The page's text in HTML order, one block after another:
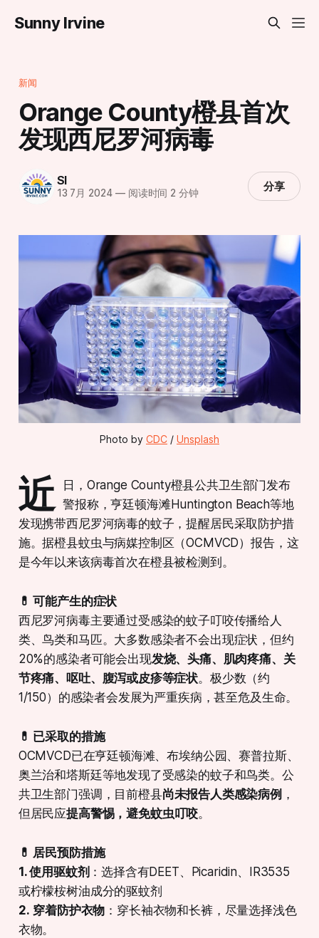
Sunny Irvine
新闻
Orange County橙县首次
发现西尼罗河病毒
SI
13 7月 2024 —阅读时间 2 分钟 分享
Photo by CDC / Unsplash
近
日，Orange County橙县公共卫生部门发布
警报称，亨廷顿海滩Huntington Beach等地
发现携带西尼罗河病毒的蚊子，提醒居民采取防护措
施。据橙县蚊虫与病媒控制区（OCMVCD）报告，这
是今年以来该病毒首次在橙县被检测到。
💊 可能产生的症状
西尼罗河病毒主要通过受感染的蚊子叮咬传播给人
类、鸟类和马匹。大多数感染者不会出现症状，但约
20%的感染者可能会出现发烧、头痛、肌肉疼痛、关
节疼痛、呕吐、腹泻或皮疹等症状。极少数（约
1/150）的感染者会发展为严重疾病，甚至危及生命。
💊 已采取的措施
OCMVCD已在亨廷顿海滩、布埃纳公园、赛普拉斯、
奥兰治和塔斯廷等地发现了受感染的蚊子和鸟类。公
共卫生部门强调，目前橙县尚未报告人类感染病例 ，
但居民应提高警惕，避免蚊虫叮咬。
💊 居民预防措施
1. 使用驱蚊剂 ：选择含有DEET、Picaridin、IR3535
或柠檬桉树油成分的驱蚊剂
2. 穿着防护衣物 ：穿长袖衣物和长裤，尽量选择浅色
衣物。